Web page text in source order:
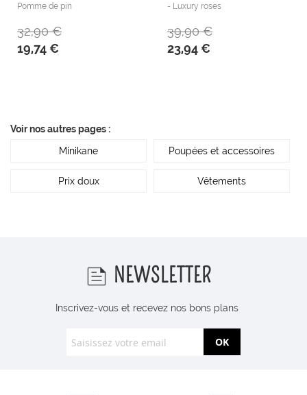
Pomme de pin
19,74 €
32,90 €
- Luxury roses
23,94 €
39,90 €
Voir nos autres pages :
Minikane
Poupées et accessoires
Prix doux Vêtements
NEWSLETTER
Inscrivez-vous et recevez nos bons plans
OK